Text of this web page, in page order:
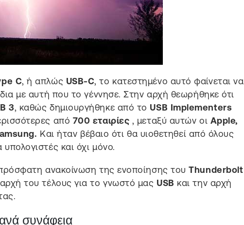
C, ή απλώς USB-C, το κατεστημένο αυτό φαίνεται να
με αυτή που το γέννησε. Στην αρχή θεωρήθηκε ότι
3, καθώς δημιουργήθηκε από το USB Implementers
από 700 εταιρίες , μεταξύ αυτών οι Apple,
Και ήταν βέβαιο ότι θα υιοθετηθεί από όλους
και όχι μόνο.
ανακοίνωση της ενοποίησης τουThunderbolt
του τέλους για το γνωστό μας USB και την αρχή
συνάφεια